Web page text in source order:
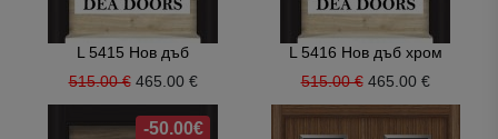
L 5415 Нов дъб
515.00 € 465.00 €
L 5416 Нов дъб хром
515.00 € 465.00 €
-50.00€